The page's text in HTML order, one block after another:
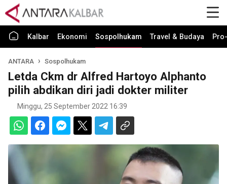
Kalbar Ekonomi Sospolhukam Travel & Budaya
ANTARA Sospolhukam
Letda Ckm dr Alfred Hartoyo Alphanto
pilih abdikan diri jadi dokter militer
Minggu, 25 September 2022 16:39